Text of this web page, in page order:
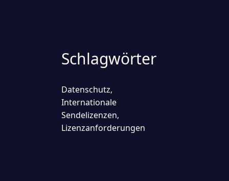
Schlagwörter
Datenschutz,
Internationale
Sendelizenzen,
Lizenzanforderungen